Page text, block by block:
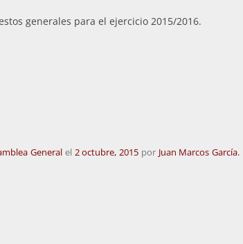
generales para el ejercicio 2015/2016.
General el 2 octubre, 2015 por Juan Marcos García.